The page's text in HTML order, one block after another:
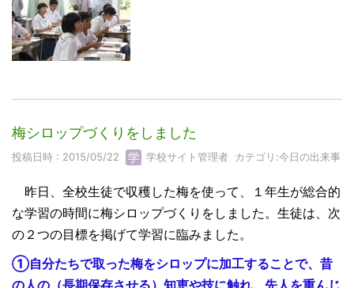
梅シロップづくりをしました
投稿日時 : 2015/05/22 学校サイト管理者 カテゴリ:今日の出来事
昨日、全校生徒で収穫した梅を使って、１年生が総合的
な学習の時間に梅シロップづくりをしました。生徒は、次
の２つの目標を掲げて学習に臨みました。
①自分たちで取った梅をシロップに加工することで、昔